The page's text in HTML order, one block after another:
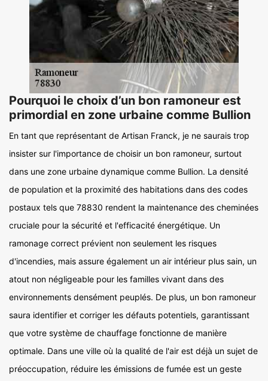
Pourquoi le choix d’un bon ramoneur est
primordial en zone urbaine comme Bullion
En tant que représentant de Artisan Franck, je ne saurais trop
insister sur l'importance de choisir un bon ramoneur, surtout
dans une zone urbaine dynamique comme Bullion. La densité
de population et la proximité des habitations dans des codes
postaux tels que 78830 rendent la maintenance des cheminées
cruciale pour la sécurité et l'efficacité énergétique. Un
ramonage correct prévient non seulement les risques
d'incendies, mais assure également un air intérieur plus sain, un
atout non négligeable pour les familles vivant dans des
environnements densément peuplés. De plus, un bon ramoneur
saura identifier et corriger les défauts potentiels, garantissant
que votre système de chauffage fonctionne de manière
optimale. Dans une ville où la qualité de l'air est déjà un sujet de
préoccupation, réduire les émissions de fumée est un geste